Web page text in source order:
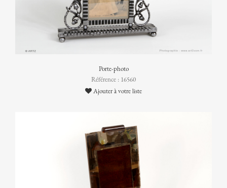
Porte-photo
Référence : 16560
Ajouter à votre liste